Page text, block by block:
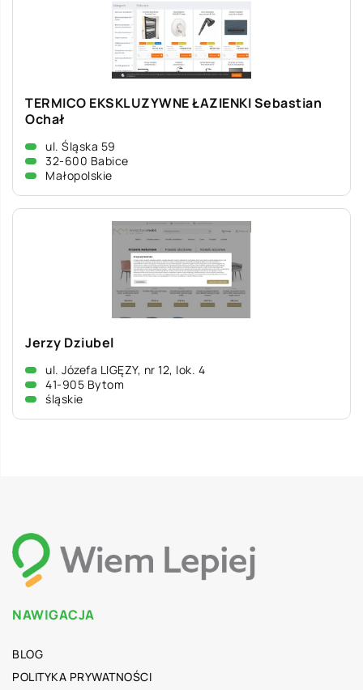
TERMICO EKSKLUZYWNE ŁAZIENKI Sebastian
Ochał
ul. Śląska 59
32-600 Babice
Małopolskie
Jerzy Dziubel
ul. Józefa LIGĘZY, nr 12, lok. 4
41-905 Bytom
śląskie
NAWIGACJA
BLOG
POLITYKA PRYWATNOŚCI